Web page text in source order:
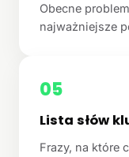
Obecne
najważniejsze
05
Lista słów
Frazy, na które